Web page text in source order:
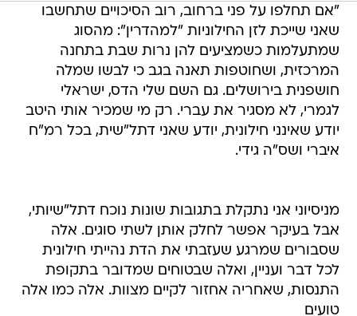
"אם תחלפו על פני ברחוב, רוב הסיכויים שתחשבו
שאני שייכת לזן החילוניות "למהדרין": מהסוג
שמתעלמות כשמציעים להן נרות שבת בתחנה
המרכזית, ושחוטפות תאנה בגב כי לבשו שמלה
חושפנית בירושלים. גם השם שלי הדס, ישראלי
לגמרי, לא מסגיר את עברי. רק מי שמכיר אותי היטב
יודע שאינני חילונית, יודע שאני דתל"שית, בכל רמ"ח
איברי ושס"ה גידי.
מניסיוני אני נתקלת בתגובות שונות נוכח דתל"שיותי,
אבל בעיקר אפשר לחלק אותן לשתי סוגים. אלה
שסבורים שמרגע שעזבתי את הדת נהייתי חילונית
לכל דבר ועניין, ואלה שבטוחים שמדובר בתקופת
התנסות, שאחריה אחזור לקיים מצוות. אלה כמו אלה
טועים